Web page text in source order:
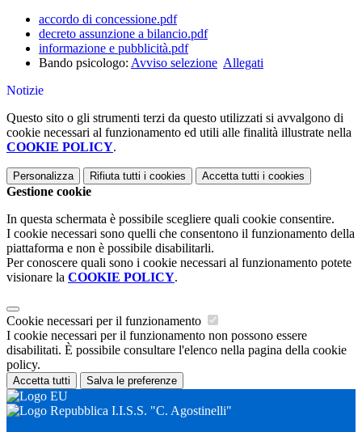
accordo di concessione.pdf
decreto assunzione a bilancio.pdf
informazione e pubblicità.pdf
Bando psicologo: Avviso selezione Allegati
Notizie
Questo sito o gli strumenti terzi da questo utilizzati si avvalgono di
cookie necessari al funzionamento ed utili alle finalità illustrate nella
COOKIE POLICY.
Personalizza Rifiuta tutti i cookies Accetta tutti i cookies
Gestione cookie
In questa schermata è possibile scegliere quali cookie consentire.
I cookie necessari sono quelli che consentono il funzionamento della
piattaforma e non è possibile disabilitarli.
Per conoscere quali sono i cookie necessari al funzionamento potete
visionare la COOKIE POLICY.
Cookie necessari per il funzionamento
I cookie necessari per il funzionamento non possono essere
disabilitati. È possibile consultare l'elenco nella pagina della cookie
policy.
Accetta tutti Salva le preferenze
I.I.S.S. "C. Agostinelli"